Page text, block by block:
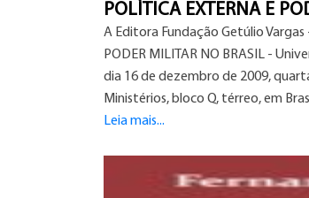
POLÍTICA EXTERNA E
A Editora Fundação Getúlio
PODER MILITAR NO BRASIL -
dia 16 de dezembro de 2009,
Ministérios, bloco Q, térreo, em
Leia mais...